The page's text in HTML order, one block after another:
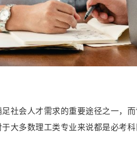
社会人才需求的重要途径之一，
大多数理工类专业来说都是必考